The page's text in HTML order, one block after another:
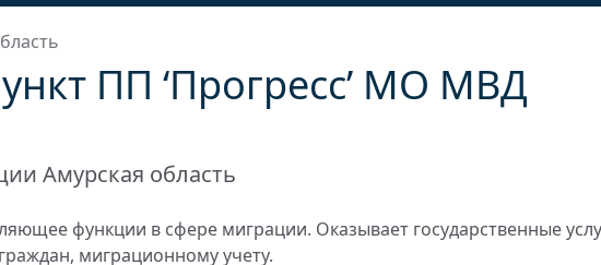
ПП ‘Прогресс’ МО МВД
Амурская область
функции в сфере миграции. Оказывает государственные
миграционному учету.